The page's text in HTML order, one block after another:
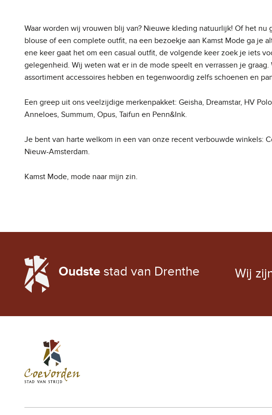
Waar worden wij vrouwen blij van? Nieuwe kleding natuurlijk! Of het
blouse of een complete outfit, na een bezoekje aan Kamst Mode ga je
ene keer gaat het om een casual outfit, de volgende keer zoek je iets
gelegenheid. Wij weten wat er in de mode speelt en verrassen je
assortiment accessoires hebben en tegenwoordig zelfs schoenen en
Een greep uit ons veelzijdige merkenpakket: Geisha, Dreamstar, HV
Anneloes, Summum, Opus, Taifun en Penn&Ink.
Je bent van harte welkom in een van onze recent verbouwde winkels:
Nieuw-Amsterdam.
Kamst Mode, mode naar mijn zin.
LOCAL WEATHER
Oudste stad van Drenthe Wij
Stad Coevorden
STAD VAN STRIJD